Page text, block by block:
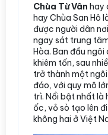
Chùa Từ Vân hay
hay Chùa San Hô
được người dân
ngay sát trung
Hòa. Ban đầu
khiêm tốn, sau
trở thành một
đáo, với quy mô
trì. Nổi bật nhất là
ốc, vỏ sò tạo lên
không hai ở Việt